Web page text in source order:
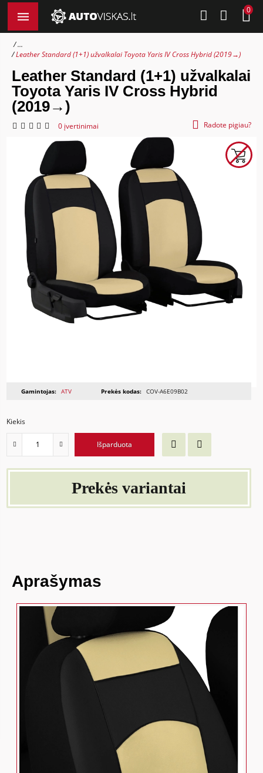
0
...
Leather Standard (1+1) užvalkalai Toyota Yaris IV Cross Hybrid (2019→)
Leather Standard (1+1) užvalkalai
Toyota Yaris IV Cross Hybrid
(2019→)
0 įvertinimai Radote pigiau?
Gamintojas: ATV Prekės kodas: COV-A6E09B02
Kiekis
Išparduota
Prekės variantai
Aprašymas